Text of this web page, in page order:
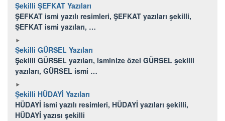
Şekilli ŞEFKAT Yazıları
ŞEFKAT ismi yazılı resimleri, ŞEFKAT yazıları şekilli,
ŞEFKAT ismi yazıları, …
Şekilli GÜRSEL Yazıları
Şekilli GÜRSEL yazıları, isminize özel GÜRSEL şekilli
yazıları, GÜRSEL ismi …
Şekilli HÜDAYİ Yazıları
HÜDAYİ ismi yazılı resimleri, HÜDAYİ yazıları şekilli,
HÜDAYİ yazısı şekilli